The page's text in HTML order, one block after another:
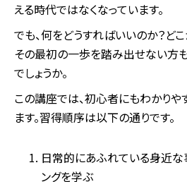
える時代ではなくなっています。
でも、何をどうすればいいのか？ど
その最初の一歩を踏み出せない方
でしょうか。
この講座では、初心者にもわかりや
ます。習得順序は以下の通りです。
日常的にあふれている身近な
ングを学ぶ